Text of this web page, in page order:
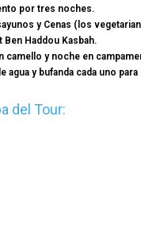
por tres noches.
y Cenas (los
Ben Haddou Kasbah.
camello y noche en
agua y bufanda cada uno
del Tour: